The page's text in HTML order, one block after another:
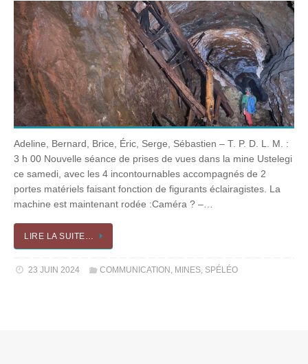
Adeline, Bernard, Brice, Éric, Serge, Sébastien – T. P. D. L. M. :
3 h 00 Nouvelle séance de prises de vues dans la mine Ustelegi
ce samedi, avec les 4 incontournables accompagnés de 2
portes matériels faisant fonction de figurants éclairagistes. La
machine est maintenant rodée :Caméra ? –…
LIRE LA SUITE…
23 JUIN 2024 COMMUNICATION , MINES, SPÉLÉO